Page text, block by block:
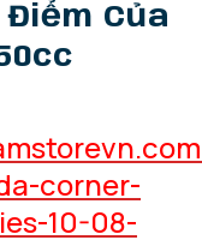
Của
corner-
10-08-